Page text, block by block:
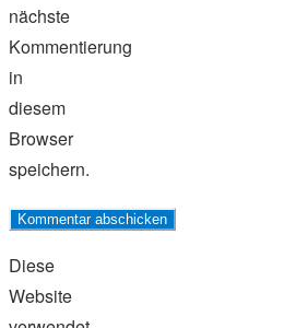
nächste
Kommentierung
in
diesem
Browser
speichern.
Diese
Website